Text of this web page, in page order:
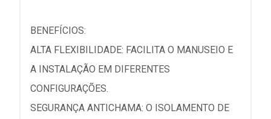
BENEFÍCIOS:
ALTA FLEXIBILIDADE: FACILITA O MANUSEIO E
A INSTALAÇÃO EM DIFERENTES
CONFIGURAÇÕES.
SEGURANÇA ANTICHAMA: O ISOLAMENTO DE